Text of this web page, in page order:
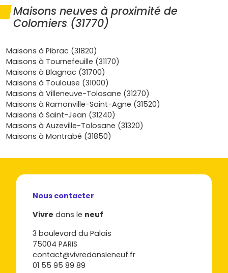
locative.
T3 et T4familiaux : plans optimisés, extérieur
(balcon/terrasse), stationnement et rangements.
Résidences de standing
prestations soignées, espaces verts, parfois
dégagée. Très recherchées près des
ducentre-ville
Performances environnementales
2020, confort thermique et acoustique, charges
maîtrisées et meilleure valeur de revente.
Les quartiers où cibler un appartement
neuf à Colomiers
prix :
Ramassiers(proche Blagnac) : secteur dynamique,
4 700 à 5 300 €/m²selon prestations et étage.
pratique. Prix moyen neuf :
pour un achat à vivre.
Le Perget – En Jacca: proximité zones d'activités et
grands axes. Prix moyen neuf :
Maisons neuves à proximité de
Colomiers (31770)
Maisons à Pibrac (31820)
Maisons à Tournefeuille (31170)
Maisons à Blagnac (31700)
Maisons à Toulouse (31000)
Maisons à Villeneuve-Tolosane (31270)
Maisons à Ramonville-Saint-Agne (31520)
Maisons à Saint-Jean (31240)
Maisons à Auzeville-Tolosane (31320)
Maisons à Montrabé (31850)
Nous contacter
Vivre dans le neuf
3 boulevard du Palais
75004 PARIS
contact@vivredansleneuf.fr
01 55 95 89 89